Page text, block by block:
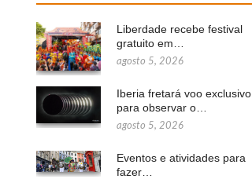
Liberdade recebe festival
gratuito em…
agosto 5, 2026
Iberia fretará voo exclusivo
para observar o…
agosto 5, 2026
Eventos e atividades para
fazer…